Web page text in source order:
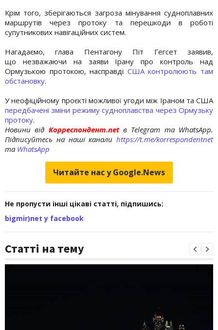
Крім того, зберігаються загроза мінування судноплавних
маршрутів через протоку та перешкоди в роботі
супутникових навігаційних систем.
Нагадаємо, глава Пентагону Піт Гегсет заявив,
що незважаючи на заяви Ірану про контроль над
Ормузькою протокою, насправді США контролюють там
обстановку.
У неофіційному проєкті можливої угоди між Іраном та США
передбачені зміни режиму судноплавства через Ормузьку
протоку.
Новини від Корреспондент.netв Telegram та WhatsApp.
Підписуйтесь на наші канали https://t.me/korrespondentnet
та WhatsApp
Читайте нас у Google.News
Не пропусти інші цікаві статті, підпишись:
bigmir)net у facebook
Статті на тему